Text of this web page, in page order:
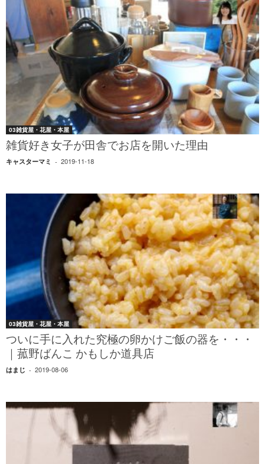
03雑貨屋・花屋・本屋
雑貨好き女子が田舎でお店を開いた理由
キャスターマミ - 2019-11-18
03雑貨屋・花屋・本屋
ついに手に入れた究極の卵かけご飯の器を・・・
｜菰野ばんこ かもしか道具店
はまじ - 2019-08-06